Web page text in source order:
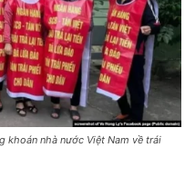
khoán nhà nước Việt Nam về trái